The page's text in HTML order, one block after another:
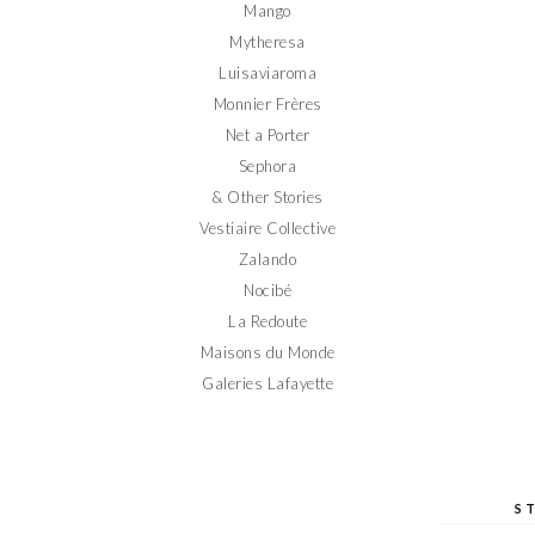
Mango
Mytheresa
Luisaviaroma
Monnier Frères
Net a Porter
Sephora
& Other Stories
Vestiaire Collective
Zalando
Nocibé
La Redoute
Maisons du Monde
Galeries Lafayette